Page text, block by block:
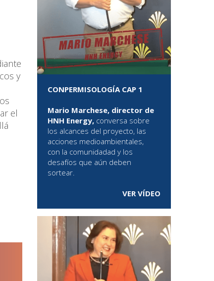
y
el
CONPERMISOLOGÍA CAP 1
Mario Marchese, director de
HNH Energy, conversa sobre
los alcances del proyecto, las
acciones medioambientales,
con la comunidadad y los
desafíos que aún deben
sortear.
VER VÍDEO